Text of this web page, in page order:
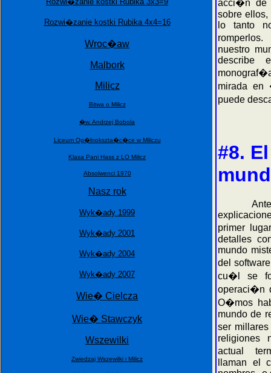
Rozwi�zanie kostki Rubika 4x4=16
Wroc�aw
Malbork
Milicz
Bitwa o Milicz
�w. Andrzej Bobola
Liceum Og�lnokszta�c�ce w Miliczu
Klasa Pani Hass z LO Milicz
Absolwenci 1970
Nasz rok
Wyk�ady 1999
Wyk�ady 2001
Wyk�ady 2004
Wyk�ady 2007
Wie� Cielcza
Wie� Stawczyk
Wszewilki
Zwiedzaj Wszewilki i Milicz
acci�n de
sobre ellos,
lo tanto
nuestro
mirada
puede
#8.
Antes
primer
detalles
mundo
del
cu�l se
operaci�n
O�mos
mundo de
ser
religiones
actual
llaman el